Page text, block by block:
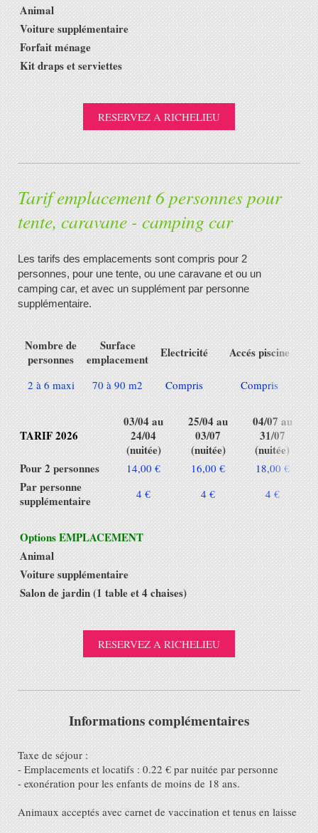
Animal
Voiture supplémentaire
Forfait ménage
Kit draps et serviettes
RESERVEZ A RICHELIEU
Tarif emplacement 6 personnes pour
tente, caravane - camping car
Les tarifs des emplacements sont compris pour 2
personnes, pour une tente, ou une caravane et ou un
camping car, et avec un supplément par personne
supplémentaire.
Nombre de
personnes
Surface
emplacement
Electricité Accés piscine
2 à 6 maxi 70 à 90 m2 Compris Compris
TARIF 2026
03/04 au
24/04
(nuitée)
25/04 au
03/07
(nuitée)
04/07 au
31/07
(nuitée)
Pour 2 personnes 14,00 € 16,00 € 18,00 €
Par personne
supplémentaire
4 € 4 € 4 €
Options EMPLACEMENT
Animal
Voiture supplémentaire
Salon de jardin (1 table et 4 chaises)
RESERVEZ A RICHELIEU
Informations complémentaires
Taxe de séjour :
- Emplacements et locatifs : 0.22 € par nuitée par personne
- exonération pour les enfants de moins de 18 ans.
Animaux acceptés avec carnet de vaccination et tenus en laisse